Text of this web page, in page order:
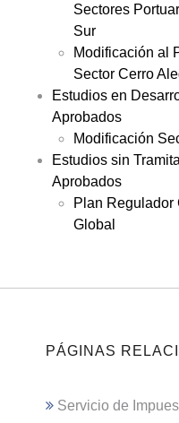
Sectores
Sur
Modificación al
Sector Cerro
Estudios en
Aprobados
Modificación
Estudios sin
Aprobados
Plan Regulador
Global
PÁGINAS
Servicio de